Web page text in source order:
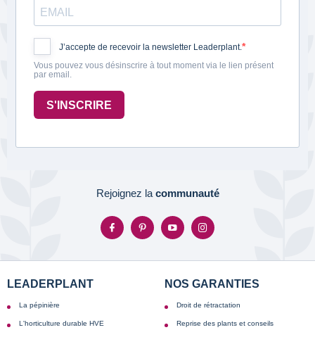
J’accepte de recevoir la newsletter Leaderplant.
Vous pouvez vous désinscrire à tout moment via le lien présent
par email.
S'INSCRIRE
Rejoignez la communauté
LEADERPLANT
La pépinière
L'horticulture durable HVE
NOS GARANTIES
Droit de rétractation
Reprise des plants et conseils